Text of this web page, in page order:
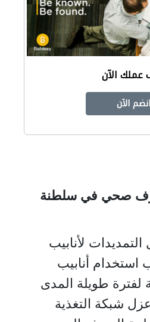
الآن
انضم الآن
صحي في سلطنة
لأنابيب
أنابيب
لفترة طويلة المدى
شبكة التغذية